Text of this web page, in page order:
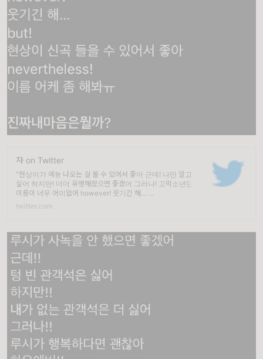
쟈 on Twitter
“현상이가 예능 나오는 걸 볼 수 있어서 좋아 근데! 나만 알고
싶어 하지만! 더더 유명해졌으면 좋겠어 그러나! 고막소년단
이름이 너무 어이없어 however! 웃기긴 해… ...
twitter.com